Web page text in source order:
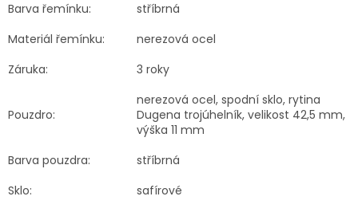
Barva řemínku:
stříbrná
Materiál řemínku:
nerezová ocel
Záruka:
3 roky
Pouzdro:
nerezová ocel, spodní sklo, rytina
Dugena trojúhelník, velikost 42,5 mm,
výška 11 mm
Barva pouzdra:
stříbrná
Sklo:
safírové